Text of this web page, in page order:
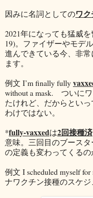
因みに名詞としてのワ
2021年になっても猛威
19)。ファイザーやモデ
進んできている今、非
ます。
例文 I’m finally fully
without a mask. ついに
たけれど、だからとい
わけではない。
*fully-vaxxedは2回接種済
意味。三回目のブース
の定義も変わってくるの
例文 I scheduled myself for
ナワクチン接種のスケジ